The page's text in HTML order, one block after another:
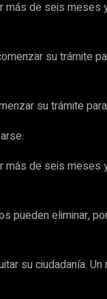
de seis
su trámite
su trámite
de seis
pueden eliminar,
su ciudadanía.